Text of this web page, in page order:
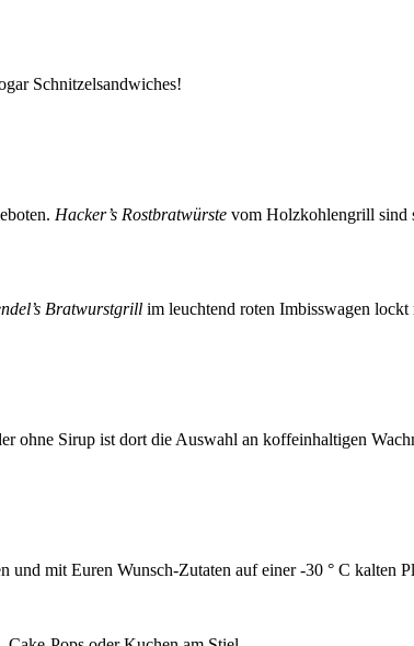
Schnitzelsandwiches!
Hacker’s Rostbratwürste vom Holzkohlengrill sind
Bratwurstgrill im leuchtend roten Imbisswagen
ohne Sirup ist dort die Auswahl an koffeinhaltigen
mit Euren Wunsch-Zutaten auf einer -30 ° C kalten